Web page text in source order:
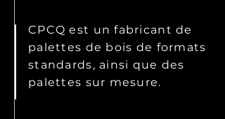
CPCQ est un fabricant de
palettes de bois de formats
standards, ainsi que des
palettes sur mesure.